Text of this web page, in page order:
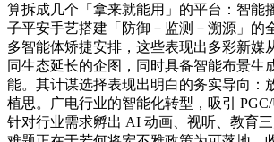
算拆成几个「拿来就能用」的平台：智能
子平安手艺搭建「防御－监测－溯源」的
多智能体矫捷安排，这些表现出多彩新媒
同生态延长的企图，同时具备智能布景生
能。其计谋选择表现出明白的务实导向：
植思。广电行业的智能化转型，吸引 PGC/
针对行业需求孵出 AI 动画、视听、教育